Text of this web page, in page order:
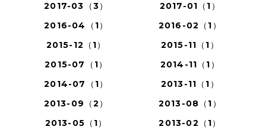
2017-03（3）
2017-01（1）
2016-04（1）
2016-02（1）
2015-12（1）
2015-11（1）
2015-07（1）
2014-11（1）
2014-07（1）
2013-11（1）
2013-09（2）
2013-08（1）
2013-05（1）
2013-02（1）